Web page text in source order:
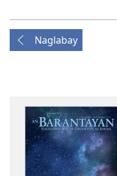
Naglabay